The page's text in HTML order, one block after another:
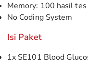
Memory: 100 hasil tes
No Coding System
Isi Paket
1x SE101 Blood